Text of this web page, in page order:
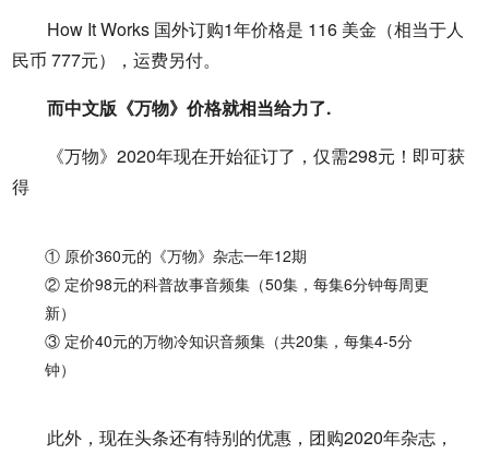
How It Works 国外订购1年价格是 116 美金（相当于人
民币 777元），运费另付。
而中文版《万物》价格就相当给力了.
《万物》2020年现在开始征订了，仅需298元！即可获
得
① 原价360元的《万物》杂志一年12期
② 定价98元的科普故事音频集（50集，每集6分钟每周更
新）
③ 定价40元的万物冷知识音频集（共20集，每集4-5分
钟）
此外，现在头条还有特别的优惠，团购2020年杂志，